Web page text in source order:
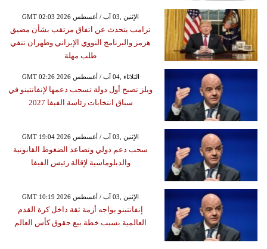
GMT 02:03 2026 الإثنين ,03 آب / أغسطس
ترامب يتحدث عن اتفاق مرتقب بشأن مضيق
هرمز والبرنامج النووي الإيراني وطهران تنفي
طلب مهلة
GMT 02:26 2026 الثلاثاء ,04 آب / أغسطس
ويلز تصبح أول دولة تسحب دعمها لإنفانتينو في
سباق انتخابات رئاسة الفيفا 2027
GMT 19:04 2026 الإثنين ,03 آب / أغسطس
سحب دعم دولي وتصاعد الضغوط القانونية
والدبلوماسية لإقالة رئيس الفيفا
GMT 10:19 2026 الإثنين ,03 آب / أغسطس
إنفانتينو يواجه أزمة ثقة داخل كرة القدم
العالمية بسبب خطة بيع حقوق كأس العالم